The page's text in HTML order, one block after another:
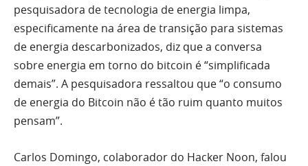
pesquisadora de tecnologia de energia limpa,
especificamente na área de transição para sistemas
de energia descarbonizados, diz que a conversa
sobre energia em torno do bitcoin é “simplificada
demais”. A pesquisadora ressaltou que “o consumo
de energia do Bitcoin não é tão ruim quanto muitos
pensam”.
Carlos Domingo, colaborador do Hacker Noon, falou